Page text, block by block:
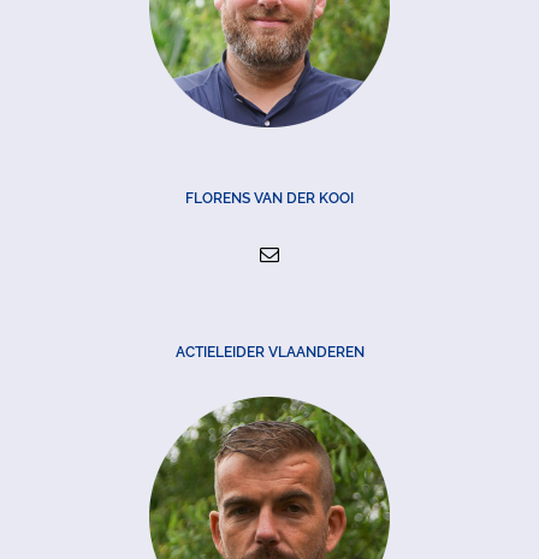
FLORENS VAN DER KOOI
ACTIELEIDER VLAANDEREN